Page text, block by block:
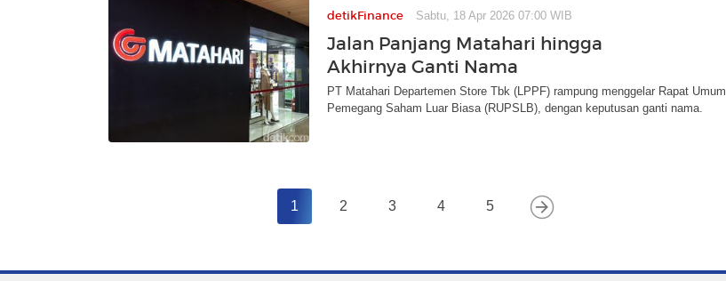
detikFinance Sabtu, 18 Apr 2026 07:00 WIB
Jalan Panjang Matahari hingga
Akhirnya Ganti Nama
PT Matahari Departemen Store Tbk (LPPF) rampung menggelar Rapat Umum
Pemegang Saham Luar Biasa (RUPSLB), dengan keputusan ganti nama.
1 2 3 4 5